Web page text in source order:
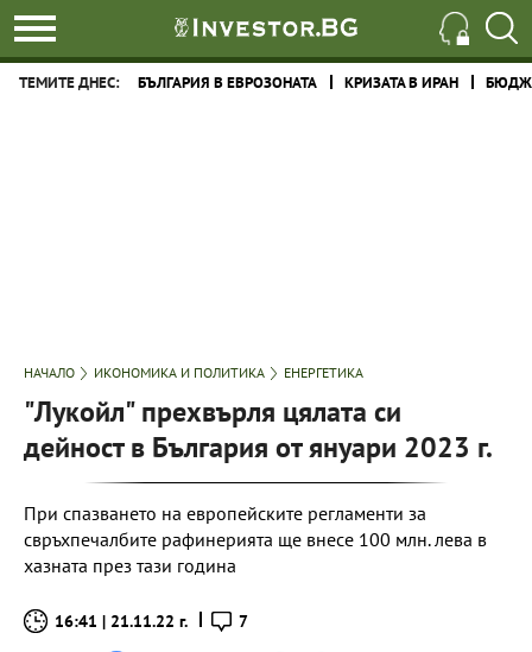
ТЕМИТЕ ДНЕС: БЪЛГАРИЯ В ЕВРОЗОНАТА КРИЗАТА В ИРАН
НАЧАЛО ИКОНОМИКА И ПОЛИТИКА ЕНЕРГЕТИКА
"Лукойл" прехвърля цялата си
дейност в България от януари 2023 г.
При спазването на европейските регламенти за
свръхпечалбите рафинерията ще внесе 100 млн. лева в
хазната през тази година
16:41 | 21.11.22 г. 7